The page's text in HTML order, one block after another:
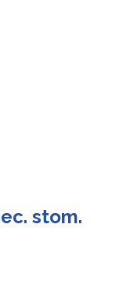
stom.